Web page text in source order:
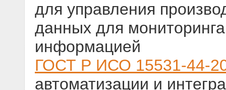
для управления
данных для
информацией
ГОСТ Р ИСО 15531-44-
автоматизации и